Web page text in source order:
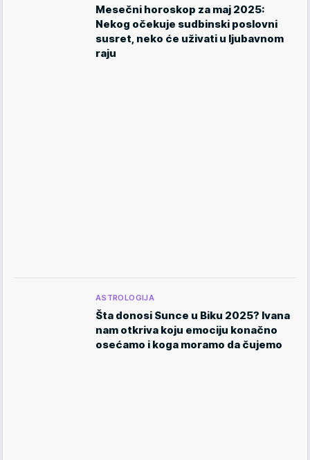
Mesečni horoskop za maj 2025:
Nekog očekuje sudbinski poslovni
susret, neko će uživati u ljubavnom
raju
ASTROLOGIJA
Šta donosi Sunce u Biku 2025? Ivana
nam otkriva koju emociju konačno
osećamo i koga moramo da čujemo